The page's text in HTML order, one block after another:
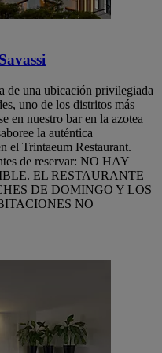
una ubicación privilegiada
uno de los distritos más
en nuestro bar en la azotea
la auténtica
el Trintaeum Restaurant.
de reservar: NO HAY
EL RESTAURANTE
DE DOMINGO Y LOS
NO